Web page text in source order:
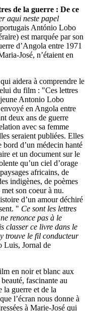
de la guerre : De ce
aqui neste papel
António Lobo
est marquée par son
d’Angola entre 1971
José, n’étaient en
aidera à comprendre le
du film : "Ces lettres
Antonio Lobo
en Angola entre
deux ans de guerre
avec sa femme
seraient publiées. Elles
d’un médecin hanté
et un document sur le
qu’un ciel d’orage
africains, de
indigènes, de poèmes
son coeur à nu.
d’un amour déchiré
" Ce sont les lettres
renonce pas à le
classer ce livre dans le
trouve le fil conducteur
Luis, Jornal de
en noir et blanc aux
fascinante au
la guerre et de la
l’écran nous donne à
à Marie-José qui